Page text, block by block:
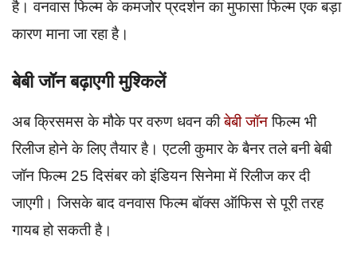
है। वनवास फिल्म के कमजोर प्रदर्शन का मुफासा फिल्म एक बड़ा
कारण माना जा रहा है।
बेबी जॉन बढ़ाएगी मुश्किलें
अब क्रिसमस के मौके पर वरुण धवन कीबेबी जॉनफिल्म भी
रिलीज होने के लिए तैयार है। एटली कुमार के बैनर तले बनी बेबी
जॉन फिल्म 25 दिसंबर को इंडियन सिनेमा में रिलीज कर दी
जाएगी। जिसके बाद वनवास फिल्म बॉक्स ऑफिस से पूरी तरह
गायब हो सकती है।